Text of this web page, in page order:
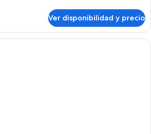
Ver disponibilidad y precio
Una hamaca en un balcón con vista